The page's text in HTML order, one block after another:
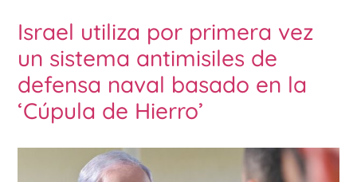
Israel utiliza por primera vez
un sistema antimisiles de
defensa naval basado en la
‘Cúpula de Hierro’